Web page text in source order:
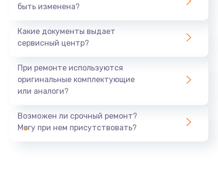
быть изменена?
Какие документы выдает
сервисный центр?
При ремонте используются
оригинальные комплектующие
или аналоги?
Возможен ли срочный ремонт?
Могу при нем присутствовать?